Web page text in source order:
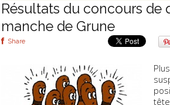
Résultats du concours de
manche de Grune
Share